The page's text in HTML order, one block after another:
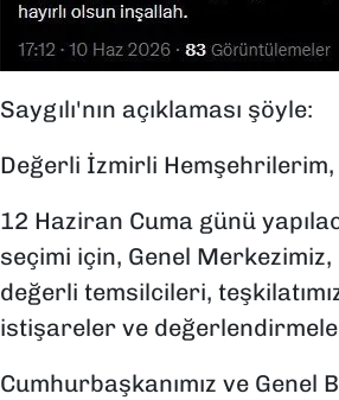
Saygılı'nın açıklaması şöyle:
Değerli İzmirli Hemşehrilerim,
12 Haziran Cuma günü
seçimi için, Genel Merkezimiz,
değerli temsilcileri,
istişareler ve
Cumhurbaşkanımız ve Genel